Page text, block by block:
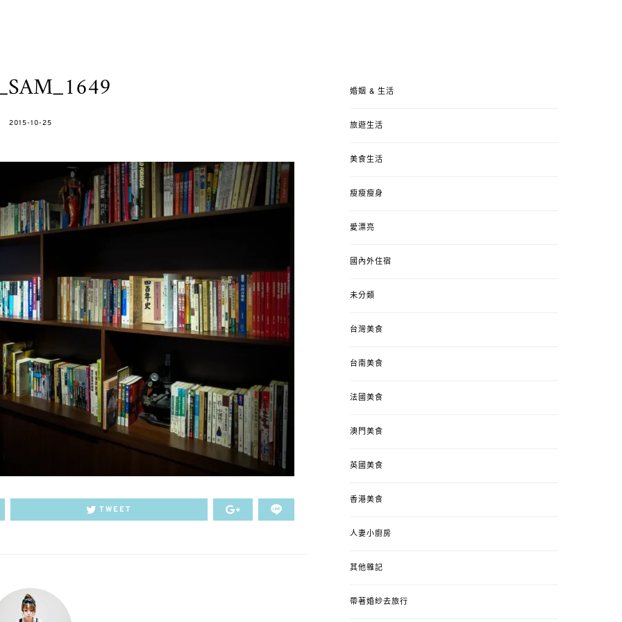
POSTED
2015-10-25
TWEET
婚姻 & 生活
旅遊生活
美食生活
瘦瘦瘦身
愛漂亮
國內外住宿
未分類
台灣美食
台南美食
法國美食
澳門美食
英國美食
香港美食
人妻小廚房
其他雜記
帶著婚紗去旅行